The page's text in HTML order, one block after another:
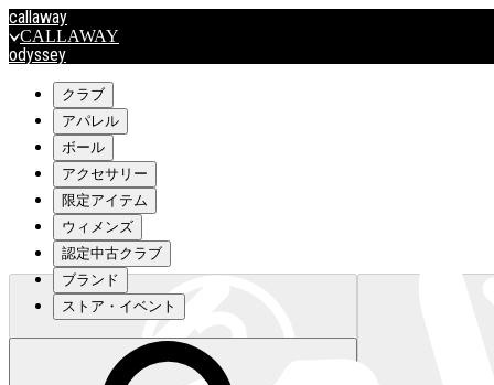
callaway
CALLAWAY
odyssey
travismathew
outlet
OUTLET
キャロウェイアパレルはこちら>>>
クラブ
アパレル
ボール
アクセサリー
限定アイテム
ウィメンズ
認定中古クラブ
ブランド
ストア・イベント